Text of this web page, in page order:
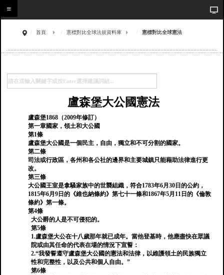
首頁 憲標對比全球法規資料庫 憲標對比全球憲法
盧森堡大公國憲法
盧森堡1868（2009年修訂）
第一章國家，領土和大公國
第1條
盧森堡大公國是一個民主，自由，獨立和不可分割的國家。
第二條
司法或行政區，各州和各公社的邊界和主要城鎮只能藉助法律進行更
改。
第三條
大公國王室是拿騷家族中的世襲組織，符合1783年6月30日的公約，
1815年6月9日的《維也納條約》第七十一條和1867年5月11日的《倫敦
條約》第一條。
第4條
大公爵的人是不可侵犯的。
第5條
1.盧森堡大公在十八歲那年就已成年。當他登基時，他應盡快在眾議
院或由其任命的代表在場的情況下宣誓：
2.“我發誓遵守盧森堡大公國的憲法和法律，以維護領土的民族獨立
性和完整性，以及公共和個人自由。”
第6條